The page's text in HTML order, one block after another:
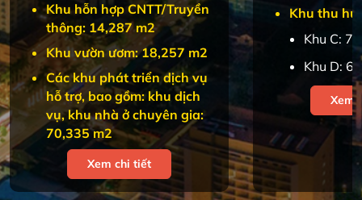
Khu hỗn hợp CNTT/Truyền
thông: 14,287 m2
Khu vườn ươm: 18,257 m2
Các khu phát triển dịch vụ
hỗ trợ, bao gồm: khu dịch
vụ, khu nhà ở chuyên gia:
70,335 m2
Xem chi tiết
Khu thu
Khu C:
Khu D:
Xem